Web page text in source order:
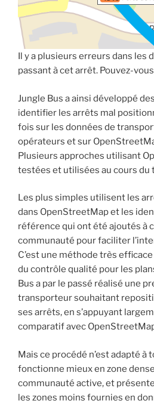
Il y a plusieurs erreurs dans
passant à cet arrêt. Pouvez-
Jungle Bus a ainsi développé
identifier les arrêts mal
fois sur les données de
opérateurs et sur
Plusieurs approches utilisant
testées et utilisées au cours du
Les plus simples utilisent les
dans OpenStreetMap et les
référence qui ont été ajoutés à
communauté pour faciliter
C’est une méthode très
du contrôle qualité pour les
Bus a par le passé réalisé une
transporteur souhaitant
ses arrêts, en s’appuyant
comparatif avec
Mais ce procédé n’est adapté à
fonctionne mieux en zone
communauté active, et
les zones moins fournies en